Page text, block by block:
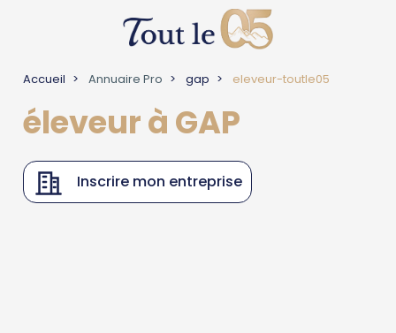
Accueil Annuaire Pro gap eleveur-toutle05
éleveur à GAP
Inscrire mon entreprise